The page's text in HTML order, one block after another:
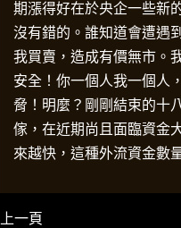
期漲得好在於央企一些新
沒有錯的。誰知道會遭遇
我買賣，造成有價無市。
安全！你一個人我一個人
脅！明麼？剛剛結束的十
傢，在近期尚且面臨資金
來越快，這種外流資金數
上一頁